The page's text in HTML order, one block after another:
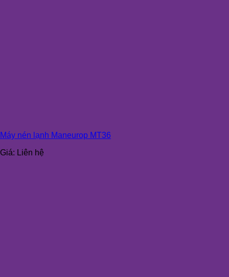
Máy nén lạnh Maneurop MT36
Giá: Liên hệ